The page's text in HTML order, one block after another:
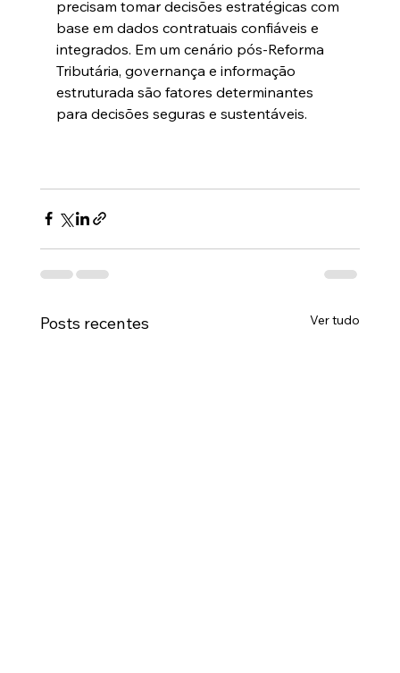
precisam tomar decisões estratégicas com
base em dados contratuais confiáveis e
integrados. Em um cenário pós-Reforma
Tributária, governança e informação
estruturada são fatores determinantes
para decisões seguras e sustentáveis.
Posts recentes Ver tudo